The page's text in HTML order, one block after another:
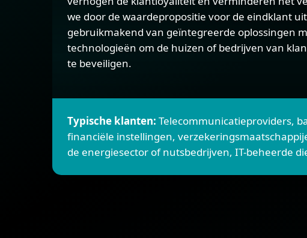
we door de waardepropositie voor de eindklant
gebruikmakend van geïntegreerde oplossingen
technologieën om de huizen of bedrijven van
te beveiligen.
Typische klanten: Telecommunicatieproviders,
financiële instellingen,
de energiesector of nutsbedrijven, IT-beheerde